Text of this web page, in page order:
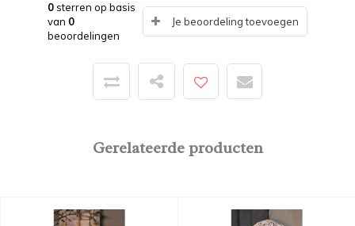
0sterren op basis
van 0
beoordelingen
Je beoordeling toevoegen
Gerelateerde producten